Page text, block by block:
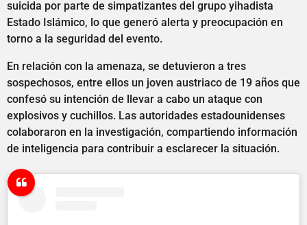
suicida por parte de simpatizantes del grupo yihadista
Estado Islámico, lo que generó alerta y preocupación en
torno a la seguridad del evento.
En relación con la amenaza, se detuvieron a tres
sospechosos, entre ellos un joven austriaco de 19 años que
confesó su intención de llevar a cabo un ataque con
explosivos y cuchillos. Las autoridades estadounidenses
colaboraron en la investigación, compartiendo información
de inteligencia para contribuir a esclarecer la situación.